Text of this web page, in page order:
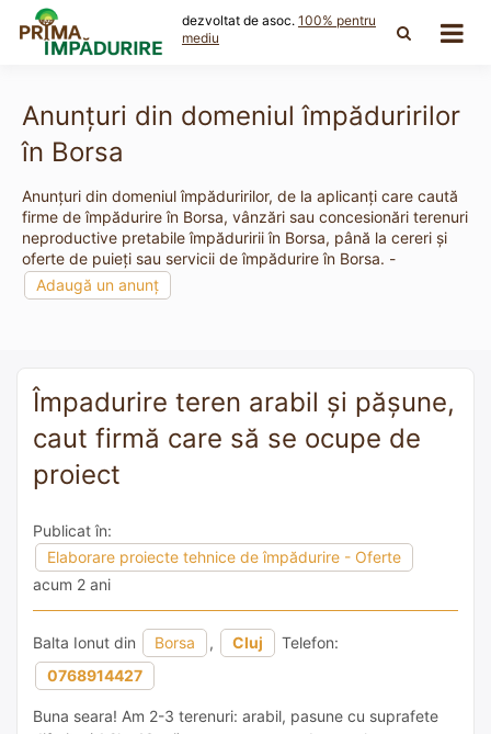
content
dezvoltat de asoc. 100% pentru
mediu
Anunțuri din domeniul împăduririlor
în Borsa
Anunțuri din domeniul împăduririlor, de la aplicanți care caută
firme de împădurire în Borsa, vânzări sau concesionări terenuri
neproductive pretabile împăduririi în Borsa, până la cereri și
oferte de puieți sau servicii de împădurire în Borsa. -
Adaugă un anunț
Împadurire teren arabil și pășune,
caut firmă care să se ocupe de
proiect
Publicat în:
Elaborare proiecte tehnice de împădurire - Oferte
acum 2 ani
Balta Ionut din Borsa , Cluj
Telefon:
0768914427
Buna seara! Am 2-3 terenuri: arabil, pasune cu suprafete